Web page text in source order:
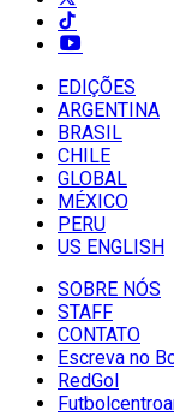
EDIÇÕES
ARGENTINA
BRASIL
CHILE
GLOBAL
MÉXICO
PERU
US ENGLISH
SOBRE NÓS
STAFF
CONTATO
Escreva no
RedGol